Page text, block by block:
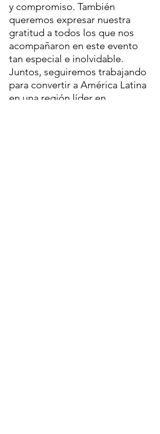
y compromiso. También
queremos expresar nuestra
gratitud a todos los que nos
acompañaron en este evento
tan especial e inolvidable.
Juntos, seguiremos trabajando
para convertir a América Latina
en una región líder en